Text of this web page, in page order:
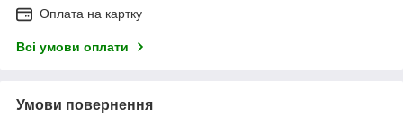
Оплата на картку
Всі умови оплати
Умови повернення